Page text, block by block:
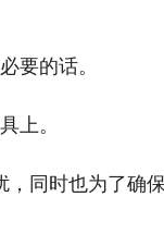
要的话。
上。
同时也为了确